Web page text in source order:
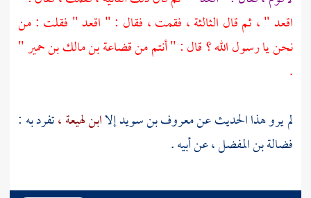
اقعد " ، ثم قال الثالثة ، فقمت ، فقال : " اقعد " فقلت : من
نحن يا رسول الله ؟ قال : " أنتم منقضاعة بن مالك بن حمير"
.
لم يرو هذا الحديث عنمعروف بن سويدإلاابن لهيعة ،تفرد به :
فضالة بن المفضل ،عن أبيه .